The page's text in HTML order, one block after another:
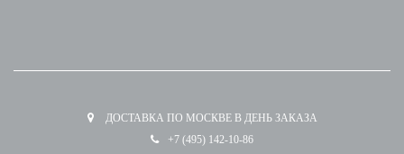
ДОСТАВКА ПО МОСКВЕ В ДЕНЬ ЗАКАЗА
+7 (495) 142-10-86